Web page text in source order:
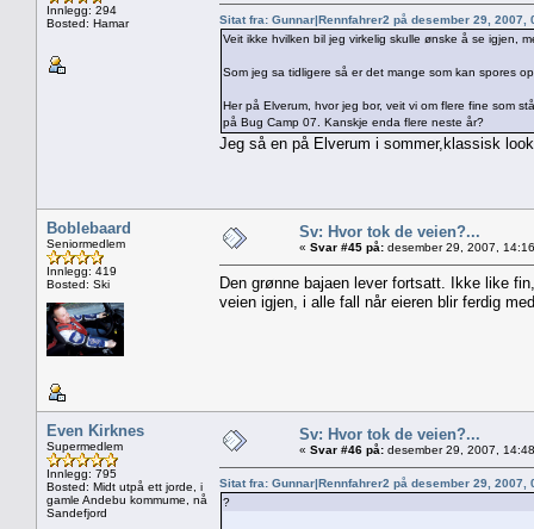
Innlegg: 294
Bosted: Hamar
Sitat fra: Gunnar|Rennfahrer2 på desember 29, 2007,
Veit ikke hvilken bil jeg virkelig skulle ønske å se igjen,
Som jeg sa tidligere så er det mange som kan spores
Her på Elverum, hvor jeg bor, veit vi om flere fine som
på Bug Camp 07. Kanskje enda flere neste år?
Jeg så en på Elverum i sommer,klassisk
Boblebaard
Seniormedlem
Innlegg: 419
Bosted: Ski
Sv: Hvor tok de veien?...
« Svar #45 på: desember 29, 2007,
Den grønne bajaen lever fortsatt. Ikke like
veien igjen, i alle fall når eieren blir ferdig
Even Kirknes
Supermedlem
Innlegg: 795
Bosted: Midt utpå ett jorde, i
gamle Andebu kommume, nå
Sandefjord
Sv: Hvor tok de veien?...
« Svar #46 på: desember 29, 2007,
Sitat fra: Gunnar|Rennfahrer2 på desember 29, 2007,
?